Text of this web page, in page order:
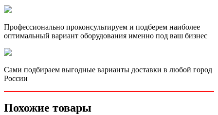
Профессионально проконсультируем и подберем наиболее
оптимальный вариант оборудования именно под ваш бизнес
Сами подбираем выгодные варианты доставки в любой город
России
Похожие товары